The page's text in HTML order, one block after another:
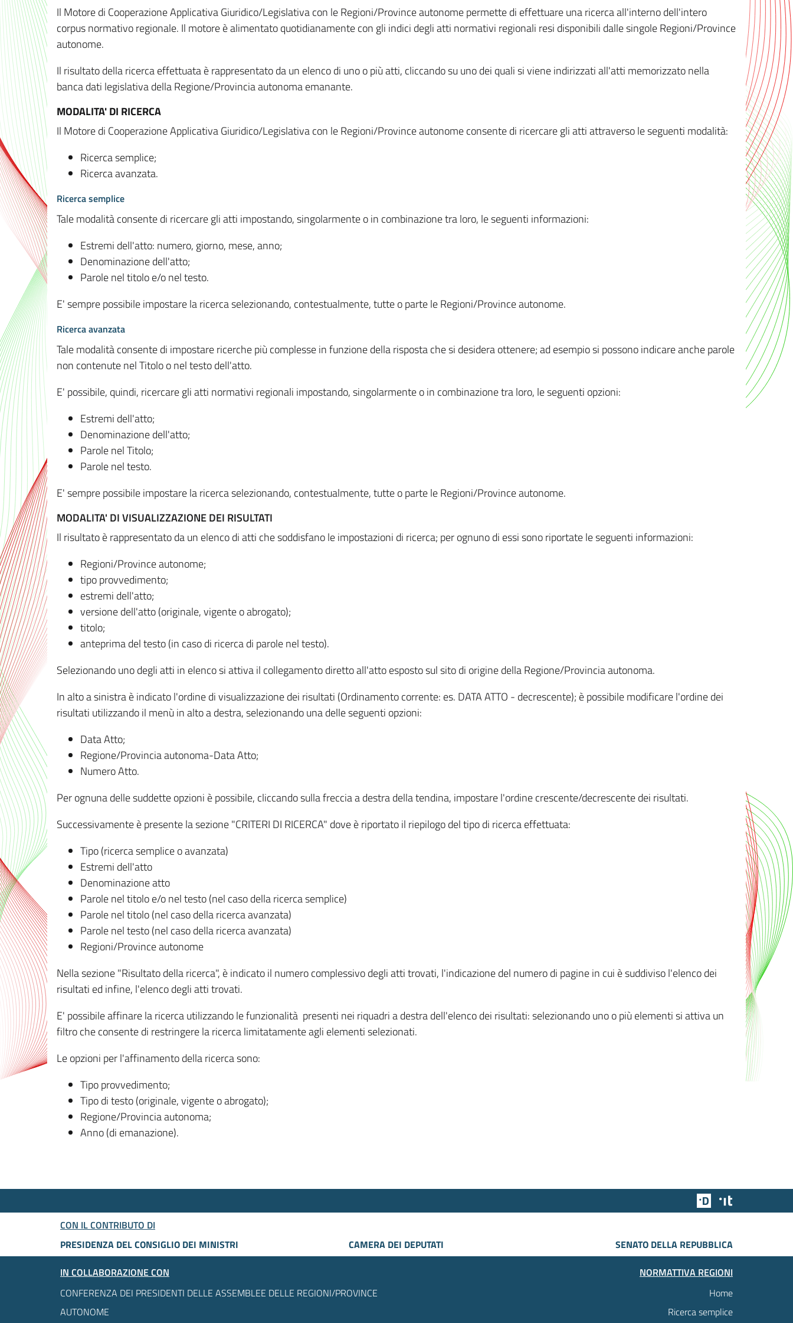
Il Motore di Cooperazione Applicativa Giuridico/Legislativa con le Regioni/Province autonome permette di effettuare una ricerca all'interno dell'intero
corpus normativo regionale. Il motore è alimentato quotidianamente con gli indici degli atti normativi regionali resi disponibili dalle singole Regioni/Province
autonome.
Il risultato della ricerca effettuata è rappresentato da un elenco di uno o più atti, cliccando su uno dei quali si viene indirizzati all'atti memorizzato nella
banca dati legislativa della Regione/Provincia autonoma emanante.
MODALITA' DI RICERCA
Il Motore di Cooperazione Applicativa Giuridico/Legislativa con le Regioni/Province autonome consente di ricercare gli atti attraverso le seguenti modalità:
Ricerca semplice;
Ricerca avanzata.
Ricerca semplice
Tale modalità consente di ricercare gli atti impostando, singolarmente o in combinazione tra loro, le seguenti informazioni:
Estremi dell'atto: numero, giorno, mese, anno;
Denominazione dell'atto;
Parole nel titolo e/o nel testo.
E' sempre possibile impostare la ricerca selezionando, contestualmente, tutte o parte le Regioni/Province autonome.
Ricerca avanzata
Tale modalità consente di impostare ricerche più complesse in funzione della risposta che si desidera ottenere; ad esempio si possono indicare anche parole
non contenute nel Titolo o nel testo dell'atto.
E' possibile, quindi, ricercare gli atti normativi regionali impostando, singolarmente o in combinazione tra loro, le seguenti opzioni:
Estremi dell'atto;
Denominazione dell'atto;
Parole nel Titolo;
Parole nel testo.
E' sempre possibile impostare la ricerca selezionando, contestualmente, tutte o parte le Regioni/Province autonome.
MODALITA' DI VISUALIZZAZIONE DEI RISULTATI
Il risultato è rappresentato da un elenco di atti che soddisfano le impostazioni di ricerca; per ognuno di essi sono riportate le seguenti informazioni:
Regioni/Province autonome;
tipo provvedimento;
estremi dell'atto;
versione dell'atto (originale, vigente o abrogato);
titolo;
anteprima del testo (in caso di ricerca di parole nel testo).
Selezionando uno degli atti in elenco si attiva il collegamento diretto all'atto esposto sul sito di origine della Regione/Provincia autonoma.
In alto a sinistra è indicato l'ordine di visualizzazione dei risultati (Ordinamento corrente: es. DATA ATTO - decrescente); è possibile modificare l'ordine dei
risultati utilizzando il menù in alto a destra, selezionando una delle seguenti opzioni:
Data Atto;
Regione/Provincia autonoma-Data Atto;
Numero Atto.
Per ognuna delle suddette opzioni è possibile, cliccando sulla freccia a destra della tendina, impostare l'ordine crescente/decrescente dei risultati.
Successivamente è presente la sezione "CRITERI DI RICERCA" dove è riportato il riepilogo del tipo di ricerca effettuata:
Tipo (ricerca semplice o avanzata)
Estremi dell'atto
Denominazione atto
Parole nel titolo e/o nel testo (nel caso della ricerca semplice)
Parole nel titolo (nel caso della ricerca avanzata)
Parole nel testo (nel caso della ricerca avanzata)
Regioni/Province autonome
Nella sezione "Risultato della ricerca", è indicato il numero complessivo degli atti trovati, l'indicazione del numero di pagine in cui è suddiviso l'elenco dei
risultati ed infine, l'elenco degli atti trovati.
E' possibile affinare la ricerca utilizzando le funzionalità presenti nei riquadri a destra dell'elenco dei risultati: selezionando uno o più elementi si attiva un
filtro che consente di restringere la ricerca limitatamente agli elementi selezionati.
Le opzioni per l'affinamento della ricerca sono:
Tipo provvedimento;
Tipo di testo (originale, vigente o abrogato);
Regione/Provincia autonoma;
Anno (di emanazione).
Team Digitale
CON IL CONTRIBUTO DI
PRESIDENZA DEL CONSIGLIO DEI MINISTRI
CAMERA DEI DEPUTATI
SENATO DELLA REPUBBLICA
IN COLLABORAZIONE CON
CONFERENZA DEI PRESIDENTI DELLE ASSEMBLEE DELLE REGIONI/PROVINCE
AUTONOME
NORMATTIVA REGIONI
Home
Ricerca semplice